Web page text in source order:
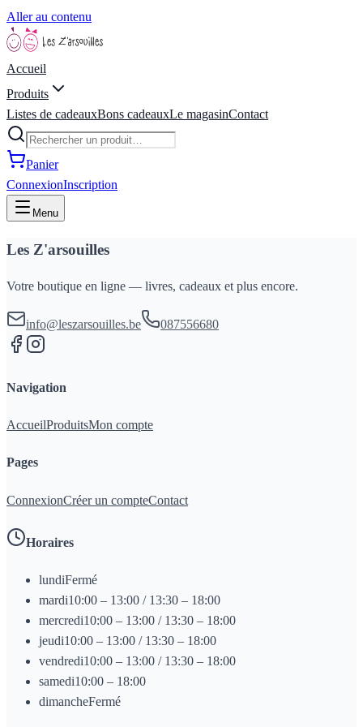
Aller au contenu
Accueil
Produits
Listes de cadeauxBons cadeauxLe magasinContact
Panier
ConnexionInscription
Menu
Les Z'arsouilles
Votre boutique en ligne — livres, cadeaux et plus encore.
info@leszarsouilles.be 087556680
Navigation
AccueilProduitsMon compte
Pages
ConnexionCréer un compteContact
Horaires
lundiFermé
mardi10:00 – 13:00 / 13:30 – 18:00
mercredi10:00 – 13:00 / 13:30 – 18:00
jeudi10:00 – 13:00 / 13:30 – 18:00
vendredi10:00 – 13:00 / 13:30 – 18:00
samedi10:00 – 18:00
dimancheFermé